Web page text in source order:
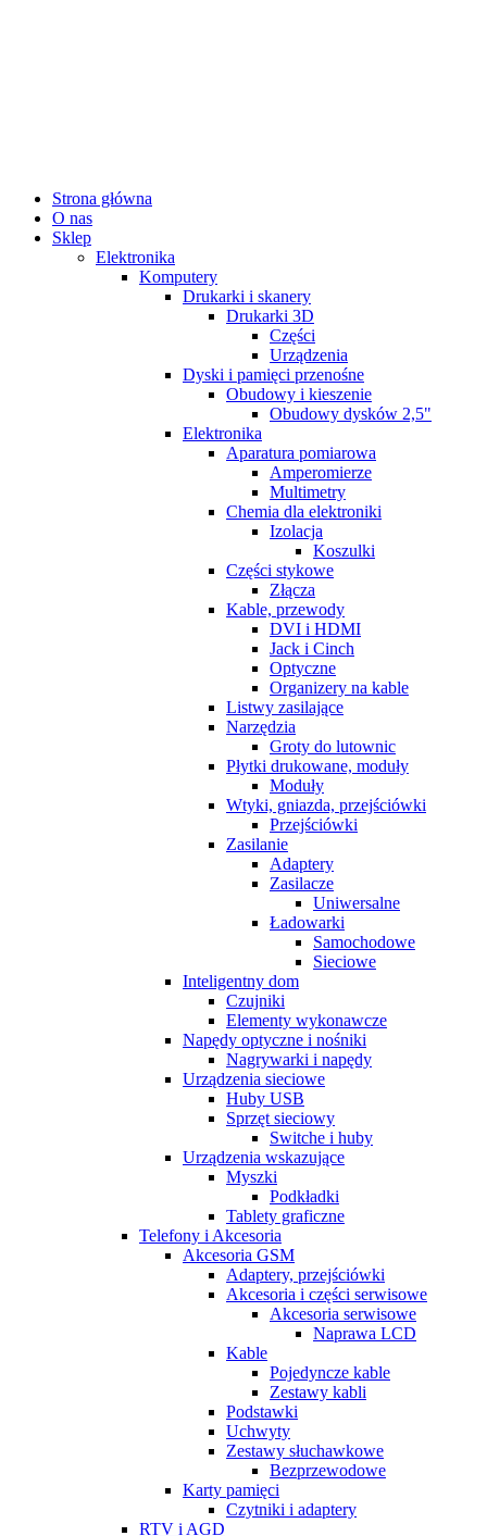
Strona główna
O nas
Sklep
Elektronika
Komputery
Drukarki i skanery
Drukarki 3D
Części
Urządzenia
Dyski i pamięci przenośne
Obudowy i kieszenie
Obudowy dysków 2,5"
Elektronika
Aparatura pomiarowa
Amperomierze
Multimetry
Chemia dla elektroniki
Izolacja
Koszulki
Części stykowe
Złącza
Kable, przewody
DVI i HDMI
Jack i Cinch
Optyczne
Organizery na kable
Listwy zasilające
Narzędzia
Groty do lutownic
Płytki drukowane, moduły
Moduły
Wtyki, gniazda, przejściówki
Przejściówki
Zasilanie
Adaptery
Zasilacze
Uniwersalne
Ładowarki
Samochodowe
Sieciowe
Inteligentny dom
Czujniki
Elementy wykonawcze
Napędy optyczne i nośniki
Nagrywarki i napędy
Urządzenia sieciowe
Huby USB
Sprzęt sieciowy
Switche i huby
Urządzenia wskazujące
Myszki
Podkładki
Tablety graficzne
Telefony i Akcesoria
Akcesoria GSM
Adaptery, przejściówki
Akcesoria i części serwisowe
Akcesoria serwisowe
Naprawa LCD
Kable
Pojedyncze kable
Zestawy kabli
Podstawki
Uchwyty
Zestawy słuchawkowe
Bezprzewodowe
Karty pamięci
Czytniki i adaptery
RTV i AGD